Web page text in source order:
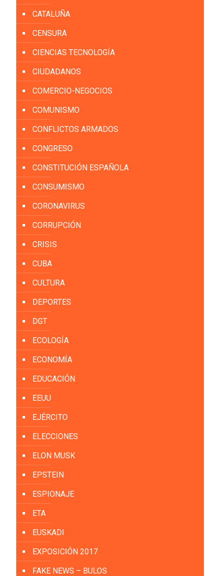
CATALUÑA
CENSURA
CIENCIAS TECNOLOGÍA
CIUDADANOS
COMERCIO-NEGOCIOS
COMUNISMO
CONFLICTOS ARMADOS
CONGRESO
CONSTITUCIÓN ESPAÑOLA
CONSUMISMO
CORONAVIRUS
CORRUPCIÓN
CRISIS
CUBA
CULTURA
DEPORTES
DGT
ECOLOGÍA
ECONOMÍA
EDUCACIÓN
EEUU
EJÉRCITO
ELECCIONES
ELON MUSK
EPSTEIN
ESPIONAJE
ETA
EUSKADI
EXPOSICIÓN 2017
FAKE NEWS – BULOS